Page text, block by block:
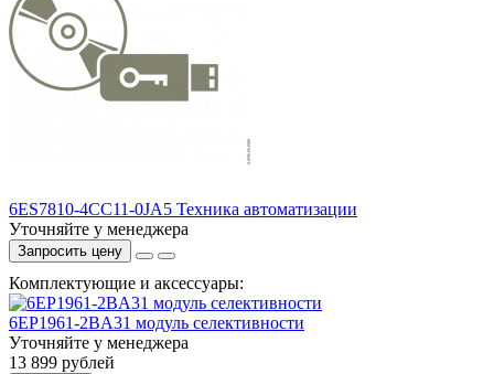
6ES7810-4CC11-0JA5 Техника автоматизации
Уточняйте у менеджера
Запросить цену
Комплектующие и аксессуары:
6EP1961-2BA31 модуль селективности
Уточняйте у менеджера
13 899 рублей